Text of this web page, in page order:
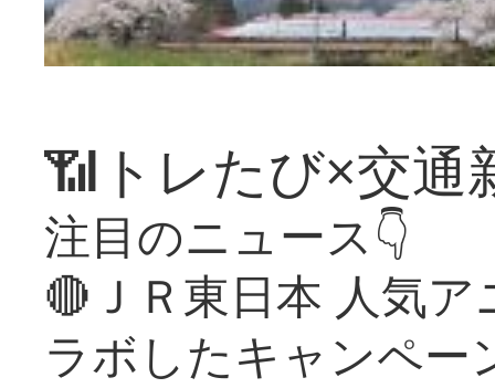
📶トレたび×交通
注目のニュース👇
🔴ＪＲ東日本 人気
ラボしたキャンペー